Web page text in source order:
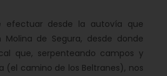
efectuar desde la autovía que
de Segura, desde donde
que, serpenteando campos y
(el camino de los Beltranes), nos